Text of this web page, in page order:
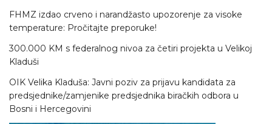
FHMZ izdao crveno i narandžasto upozorenje za visoke
temperature: Pročitajte preporuke!
300.000 KM s federalnog nivoa za četiri projekta u Velikoj
Kladuši
OIK Velika Kladuša: Javni poziv za prijavu kandidata za
predsjednike/zamjenike predsjednika biračkih odbora u
Bosni i Hercegovini